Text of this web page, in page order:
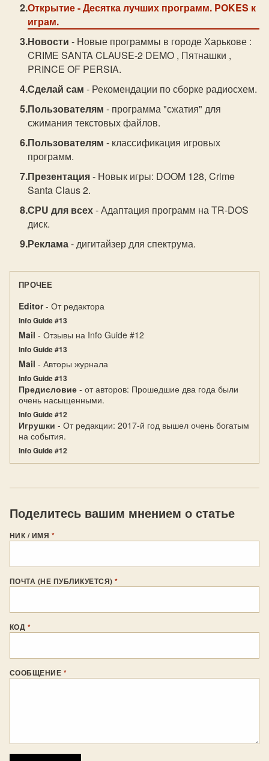
Открытие- Десятка лучших программ. POKES к
играм.
Новости - Новые программы в городе Харькове :
CRIME SANTA CLAUSE-2 DEMO , Пятнашки ,
PRINCE OF PERSIA.
Сделай сам - Рекомендации по сборке радиосхем.
Пользователям - программа "сжатия" для
сжимания текстовых файлов.
Пользователям - классификация игровых
программ.
Презентация- Новык игры: DOOM 128, Crime
Santa Claus 2.
СРU для всех- Адаптация программ на TR-DOS
диск.
Реклама- дигитайзер для спектрума.
ПРОЧЕЕ
Editor- От редактора
Info Guide #13
Mail - Отзывы на Info Guide #12
Info Guide #13
Mail - Авторы журнала
Info Guide #13
Предисловие - от авторов: Прошедшие два года были
очень насыщенными.
Info Guide #12
Игрушки - От редакции: 2017-й год вышел очень богатым
на события.
Info Guide #12
Поделитесь вашим мнением о статье
НИК / ИМЯ *
ПОЧТА (НЕ ПУБЛИКУЕТСЯ)*
КОД *
СООБЩЕНИЕ *